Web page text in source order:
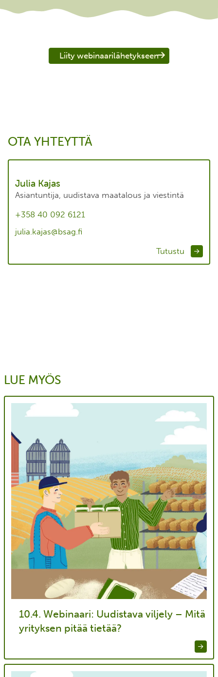
Liity webinaarilähetykseen
OTA YHTEYTTÄ
Julia Kajas
Asiantuntija, uudistava maatalous ja viestintä
+358 40 092 6121
julia.kajas@bsag.fi
Tutustu
LUE MYÖS
10.4. Webinaari: Uudistava viljely – Mitä
yrityksen pitää tietää?